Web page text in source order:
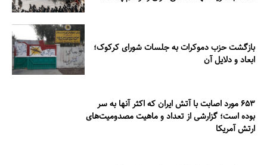
بازگشت حزب دموکرات به جلسات شورای کرکوک؛
ابعاد و دلایل آن
۶۵۳ مورد اصابت با آتش ایران که اکثر آنها به سر
بوده است؛ گزارشی از تعداد و ماهیت مصدومیت‌های
ارتش آمریکا